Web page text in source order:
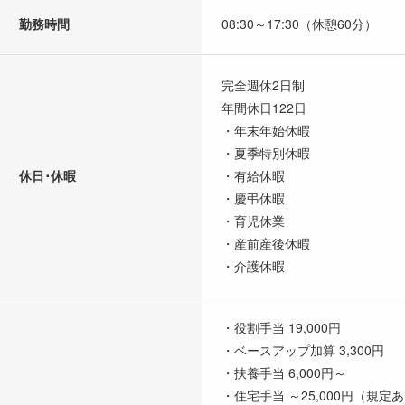
勤務時間 08:30～17:30（休憩60分）
休日･休暇
完全週休2日制
年間休日122日
・年末年始休暇
・夏季特別休暇
・有給休暇
・慶弔休暇
・育児休業
・産前産後休暇
・介護休暇
・役割手当 19,000円
・ベースアップ加算 3,300円
・扶養手当 6,000円～
・住宅手当 ～25,000円（規定